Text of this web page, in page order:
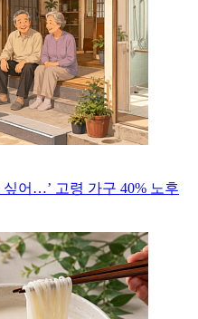
싶어…’ 고령 가구 40% 노후